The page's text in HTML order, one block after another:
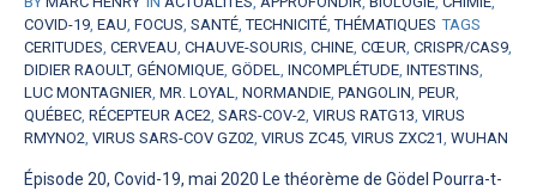
COVID-19, EAU, FOCUS, SANTÉ,TECHNICITÉ,THÉMATIQUES TAGS
CERITUDES, CERVEAU, CHAUVE-SOURIS, CHINE, CŒUR, CRISPR/CAS9,
DIDIER RAOULT, GÉNOMIQUE, GÖDEL, INCOMPLÉTUDE, INTESTINS,
LUC MONTAGNIER, MR. LOYAL, NORMANDIE, PANGOLIN, PEUR,
QUÉBEC, RÉCEPTEUR ACE2, SARS-COV-2, VIRUS RATG13, VIRUS
RMYNO2, VIRUS SARS-COV GZ02, VIRUS ZC45, VIRUS ZXC21, WUHAN
Épisode 20, Covid-19, mai 2020 Le théorème de Gödel Pourra-t-